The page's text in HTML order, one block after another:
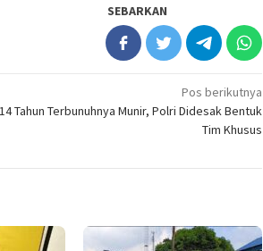
SEBARKAN
Pos berikutnya
14 Tahun Terbunuhnya Munir, Polri Didesak Bentuk
Tim Khusus